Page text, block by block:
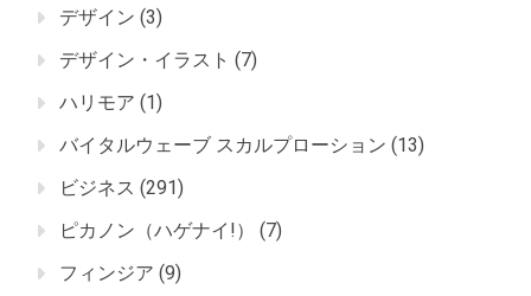
デザイン (3)
デザイン・イラスト (7)
ハリモア (1)
バイタルウェーブ スカルプローション (13)
ビジネス (291)
ピカノン（ハゲナイ!）
(7)
フィンジア (9)